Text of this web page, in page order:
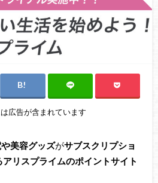
広告が含まれています
美容グッズがサブスクリプショ
リスプライムのポイントサイト